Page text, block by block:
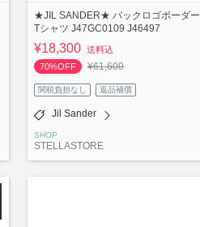
★JIL SANDER★ バックロゴボーダー
Tシャツ J47GC0109 J46497
¥18,300 送料込
70%OFF
¥61,600
関税負担なし 返品補償
Jil Sander
SHOP
STELLASTORE